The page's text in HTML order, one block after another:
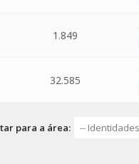
1.849
32.585
para a área: